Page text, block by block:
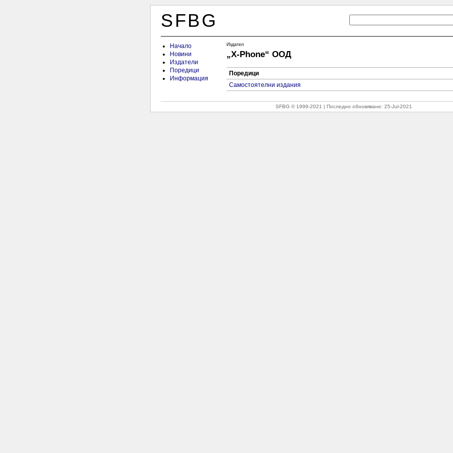
SFBG
Начало
Новини
Издатели
Поредици
Информация
Издател
„X-Phone“ ООД
Поредици
Самостоятелни издания
SFBG © 1999-2021 Последно обновяване: 25-Jul-2021